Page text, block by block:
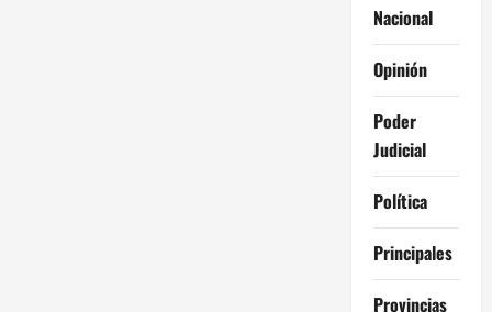
Nacional
Opinión
Poder
Judicial
Política
Principales
Provincias